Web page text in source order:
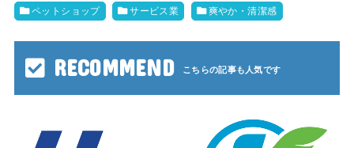
ペットショップ サービス業 爽やか・清潔感
RECOMMEND